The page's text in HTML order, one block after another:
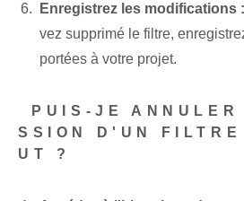
Enregistrez les modifications :
vez supprimé le filtre,
portées à votre projet.
PUIS-JE ANNULER
SSION D'UN FILTRE
UT ?